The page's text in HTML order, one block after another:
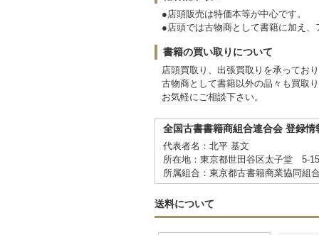
●店頭販売は特価本等が中心です。
●店頭では古物商として書籍に加え
書籍の買い取りについて
店頭買取り、出張買取りを承って
古物商として書籍以外の品々も買取
お気軽にご相談下さい。
全国古書書籍商組合連合会 登録情
代表者名：北平 基文
所在地：東京都世田谷区太子堂 5-
所属組合：東京都古書籍商業協同組
送料について